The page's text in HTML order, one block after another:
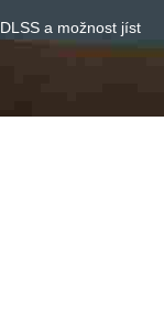
a možnost jíst